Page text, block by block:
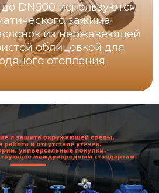
DN500 используются
зажима
из нержавеющей
облицовкой для
отопления